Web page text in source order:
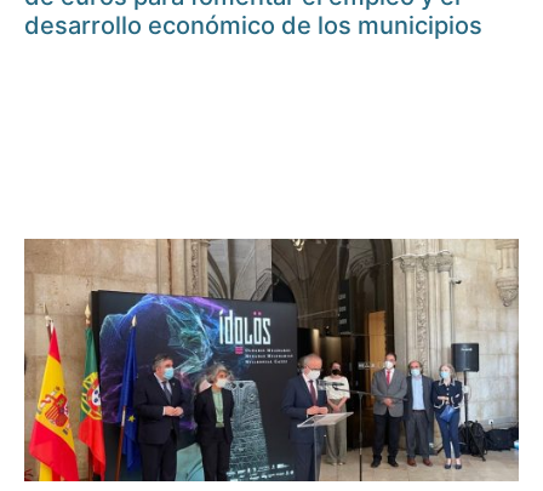
desarrollo económico de los municipios